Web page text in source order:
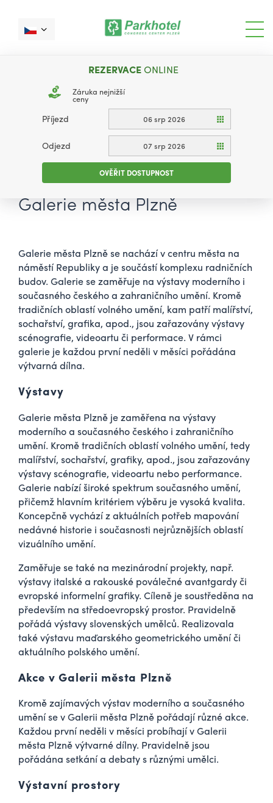
REZERVACEONLINE
Záruka nejnižší
ceny
Příjezd 06 srp 2026
Odjezd 07 srp 2026
OVĚŘIT DOSTUPNOST
Galerie města Plzně
Galerie města Plzně se nachází v centru města na
náměstí Republiky a je součástí komplexu radničních
budov. Galerie se zaměřuje na výstavy moderního i
současného českého a zahraničního umění. Kromě
tradičních oblastí volného umění, kam patří malířství,
sochařství, grafika, apod., jsou zařazovány výstavy
scénografie, videoartu či performace. V rámci
galerie je každou první neděli v měsíci pořádána
výtvarná dílna.
Výstavy
Galerie města Plzně je zaměřena na výstavy
moderního a současného českého i zahraničního
umění. Kromě tradičních oblastí volného umění, tedy
malířství, sochařství, grafiky, apod., jsou zařazovány
výstavy scénografie, videoartu nebo performance.
Galerie nabízí široké spektrum současného umění,
přičemž hlavním kritériem výběru je vysoká kvalita.
Koncepčně vychází z aktuálních potřeb mapování
nedávné historie i současnosti nejrůznějších oblastí
vizuálního umění.
Zaměřuje se také na mezinárodní projekty, např.
výstavy italské a rakouské poválečné avantgardy či
evropské informelní grafiky. Cíleně je soustředěna na
především na středoevropský prostor. Pravidelně
pořádá výstavy slovenských umělců. Realizovala
také výstavu maďarského geometrického umění či
aktuálního polského umění.
Akce v Galerii města Plzně
Kromě zajímavých výstav moderního a současného
umění se v Galerii města Plzně pořádají různé akce.
Každou první neděli v měsíci probíhají v Galerii
města Plzně výtvarné dílny. Pravidelně jsou
pořádána setkání a debaty s různými umělci.
Výstavní prostory